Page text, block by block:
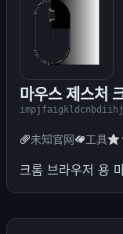
마우스 제스처
未知官网 工具
크롬 브라우저 용